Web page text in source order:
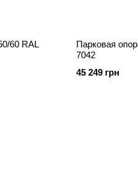
60 RAL
Парковая
7042
45 249 грн